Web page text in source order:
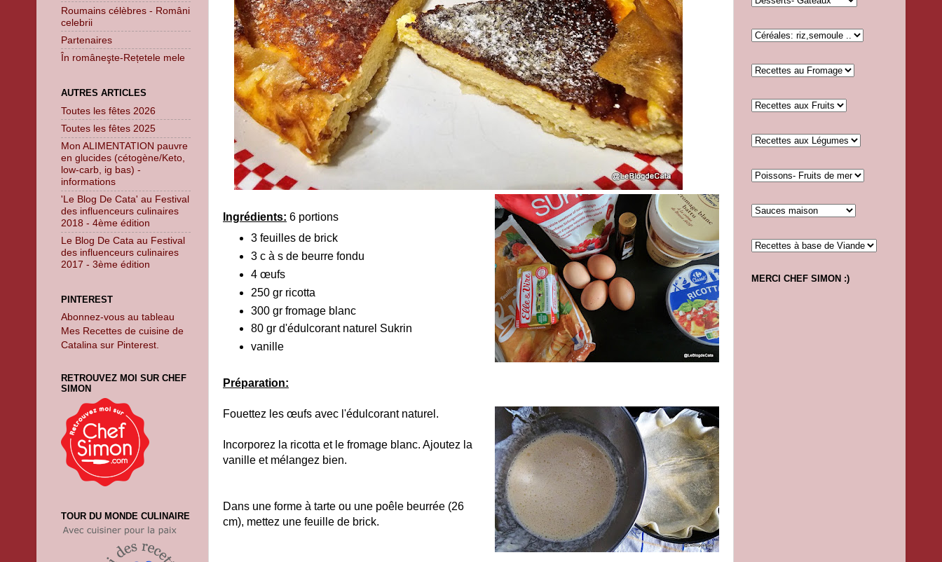
Ingrédients: 6 portions
3 feuilles de brick
3 c à s de beurre fondu
4 œufs
250 gr ricotta
300 gr fromage blanc
80 gr d'édulcorant naturel Sukrin
vanille
Préparation:
Fouettez les œufs avec l'édulcorant naturel.
Incorporez la ricotta et le fromage blanc. Ajoutez la
vanille et mélangez bien.
Dans une forme à tarte ou une poêle beurrée (26
cm), mettez une feuille de brick.
Roumains célèbres - Români
celebrii
Partenaires
În româneşte-Rețetele mele
AUTRES ARTICLES
Toutes les fêtes 2026
Toutes les fêtes 2025
Mon ALIMENTATION pauvre
en glucides (cétogène/Keto,
low-carb, ig bas) -
informations
'Le Blog De Cata' au Festival
des influenceurs culinaires
2018 - 4ème édition
Le Blog De Cata au Festival
des influenceurs culinaires
2017 - 3ème édition
PINTEREST
Abonnez-vous au tableau
Mes Recettes de cuisine de
Catalina sur Pinterest.
RETROUVEZ MOI SUR CHEF
SIMON
TOUR DU MONDE CULINAIRE
MERCI CHEF SIMON :)